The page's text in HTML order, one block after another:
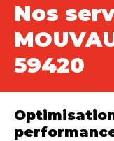
Nos
59420